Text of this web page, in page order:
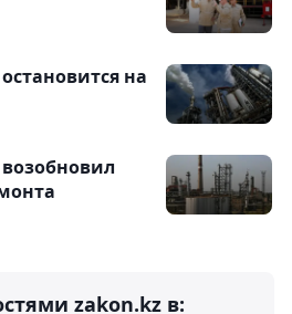
на
zakon.kz в: